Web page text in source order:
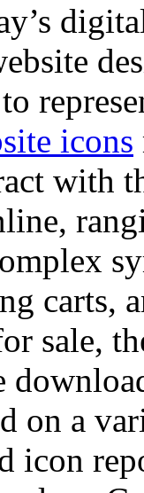
icons
with
carts,
sale,
on a
icon